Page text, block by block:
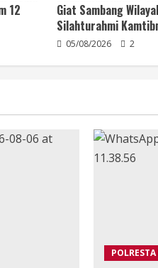
12
Giat Sambang
Silahturahmi
05/08/2026 2